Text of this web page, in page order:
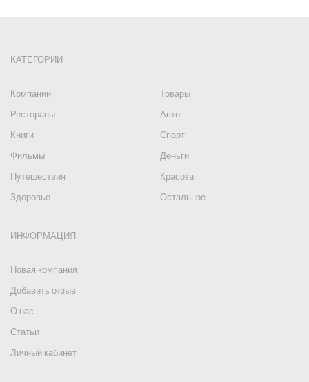
КАТЕГОРИИ
Компании
Товары
Рестораны
Авто
Книги
Спорт
Фильмы
Деньги
Путешествия
Красота
Здоровье
Остальное
ИНФОРМАЦИЯ
Новая компания
Добавить отзыв
О нас
Статьи
Личный кабинет